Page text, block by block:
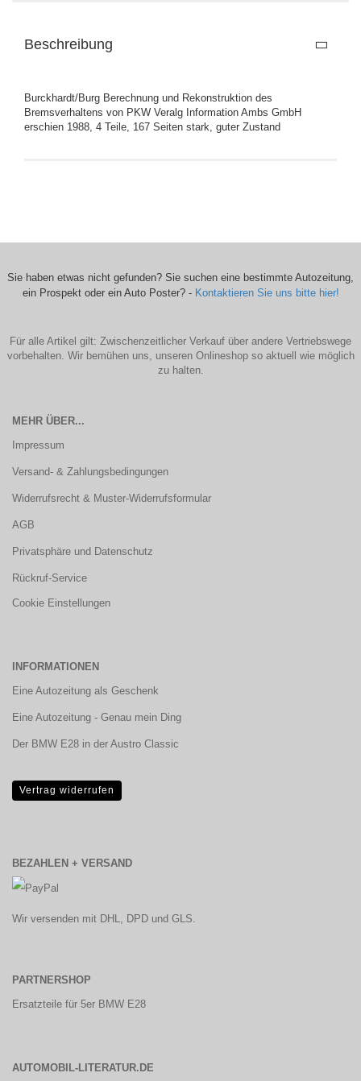
Beschreibung
Burckhardt/Burg Berechnung und Rekonstruktion des
Bremsverhaltens von PKW Veralg Information Ambs GmbH
erschien 1988, 4 Teile, 167 Seiten stark, guter Zustand
Sie haben etwas nicht gefunden? Sie suchen eine bestimmte Autozeitung,
ein Prospekt oder ein Auto Poster? - Kontaktieren Sie uns bitte hier!
Für alle Artikel gilt: Zwischenzeitlicher Verkauf über andere Vertriebswege
vorbehalten. Wir bemühen uns, unseren Onlineshop so aktuell wie möglich
zu halten.
MEHR ÜBER...
Impressum
Versand- & Zahlungsbedingungen
Widerrufsrecht & Muster-Widerrufsformular
AGB
Privatsphäre und Datenschutz
Rückruf-Service
Cookie Einstellungen
INFORMATIONEN
Eine Autozeitung als Geschenk
Eine Autozeitung - Genau mein Ding
Der BMW E28 in der Austro Classic
Vertrag widerrufen
BEZAHLEN + VERSAND
Wir versenden mit DHL, DPD und GLS.
PARTNERSHOP
Ersatzteile für 5er BMW E28
AUTOMOBIL-LITERATUR.DE